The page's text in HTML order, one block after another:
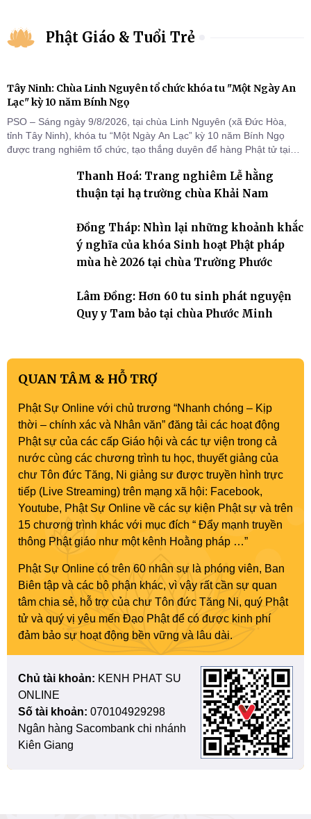
Phật Giáo & Tuổi Trẻ
Tây Ninh: Chùa Linh Nguyên tổ chức khóa tu "Một Ngày An
Lạc" kỳ 10 năm Bính Ngọ
PSO – Sáng ngày 9/8/2026, tại chùa Linh Nguyên (xã Đức Hòa,
tỉnh Tây Ninh), khóa tu “Một Ngày An Lạc” kỳ 10 năm Bính Ngọ
được trang nghiêm tổ chức, tạo thắng duyên để hàng Phật tử tại
Thanh Hoá: Trang nghiêm Lễ hằng
thuận tại hạ trường chùa Khải Nam
Đồng Tháp: Nhìn lại những khoảnh khắc
ý nghĩa của khóa Sinh hoạt Phật pháp
mùa hè 2026 tại chùa Trường Phước
Lâm Đồng: Hơn 60 tu sinh phát nguyện
Quy y Tam bảo tại chùa Phước Minh
QUAN TÂM & HỖ TRỢ
Phật Sự Online với chủ trương “Nhanh chóng – Kịp
thời – chính xác và Nhân văn” đăng tải các hoạt động
Phật sự của các cấp Giáo hội và các tự viện trong cả
nước cùng các chương trình tu học, thuyết giảng của
chư Tôn đức Tăng, Ni giảng sư được truyền hình trực
tiếp (Live Streaming) trên mạng xã hội: Facebook,
Youtube, Phật Sự Online về các sự kiện Phật sự và trên
15 chương trình khác với mục đích “ Đẩy mạnh truyền
thông Phật giáo như một kênh Hoằng pháp …”
Phật Sự Online có trên 60 nhân sự là phóng viên, Ban
Biên tập và các bộ phận khác, vì vậy rất cần sự quan
tâm chia sẻ, hỗ trợ của chư Tôn đức Tăng Ni, quý Phật
tử và quý vị yêu mến Đạo Phật để có được kinh phí
đảm bảo sự hoạt động bền vững và lâu dài.
Chủ tài khoản: KENH PHAT SU
ONLINE
Số tài khoản: 070104929298
Ngân hàng Sacombank chi nhánh
Kiên Giang